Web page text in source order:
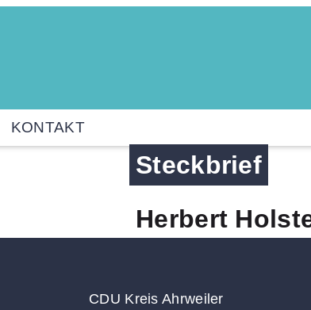
KONTAKT
Steckbrief
Herbert
CDU Kreis Ahrweiler